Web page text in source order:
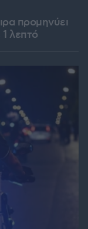
προμηνύει
λεπτό